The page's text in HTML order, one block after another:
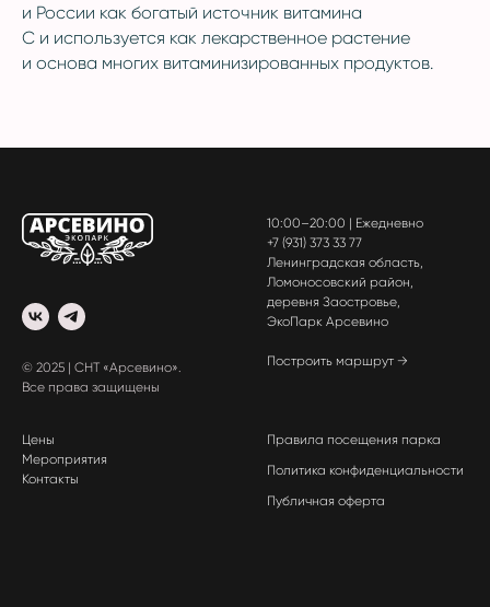
и России как богатый источник витамина
C и используется как лекарственное растение
и основа многих витаминизированных продуктов.
© 2025 | СНТ «Арсевино».
Все права защищены
10:00–20:00 | Ежедневно
+7 (931) 373 33 77
Ленинградская область,
Ломоносовский район,
деревня Заостровье,
ЭкоПарк Арсевино
Построить маршрут →
Цены
Мероприятия
Контакты
Правила посещения парка
Политика конфиденциальности
Публичная оферта